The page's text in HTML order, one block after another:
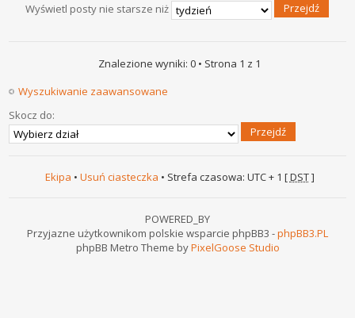
Wyświetl posty nie starsze niż
Znalezione wyniki: 0 • Strona 1 z 1
Wyszukiwanie zaawansowane
Skocz do:
Ekipa • Usuń ciasteczka • Strefa czasowa: UTC + 1 [DST]
POWERED_BY
Przyjazne użytkownikom polskie wsparcie phpBB3 -phpBB3.PL
phpBB Metro Theme byPixelGoose Studio